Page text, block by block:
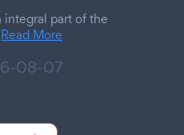
part of the
Read More
08-07